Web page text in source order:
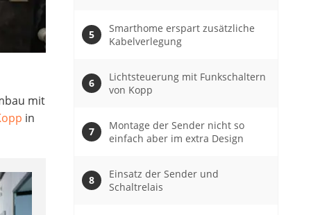
mit
in
Smarthome erspart zusätzliche
Kabelverlegung
Lichtsteuerung mit Funkschaltern
von Kopp
Montage der Sender nicht so
einfach aber im extra Design
Einsatz der Sender und
Schaltrelais